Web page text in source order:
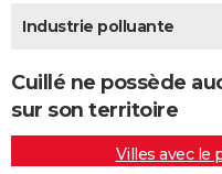
Destinations
City break
Voyage nature
Voyage de noces
Forum
Climat
+PHOTO
GUIDES D'ACHAT
BONS PLANS
CARTE DE VOEUX
Industrie polluante
Cuillé ne possède
sur son territoire
Villes avec le